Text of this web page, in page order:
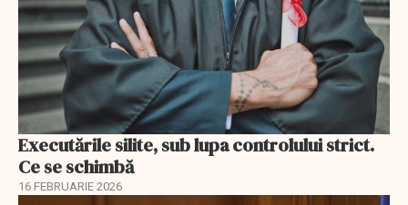
Executările silite, sub lupa controlului strict.
Ce se schimbă
16 FEBRUARIE 2026